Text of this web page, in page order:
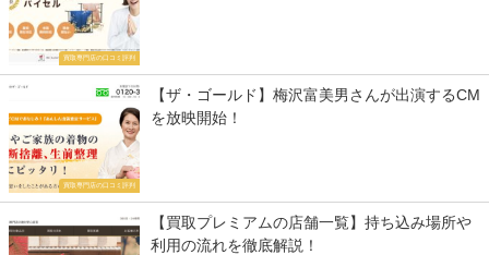
買取専門店の口コミ評判
買取専門店の口コミ評判
【ザ・ゴールド】梅沢富美男さんが出演するCM
を放映開始！
【買取プレミアムの店舗一覧】持ち込み場所や
利用の流れを徹底解説！